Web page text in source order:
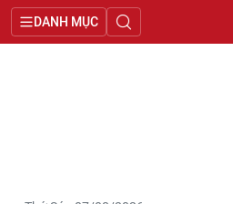
DANH MỤC